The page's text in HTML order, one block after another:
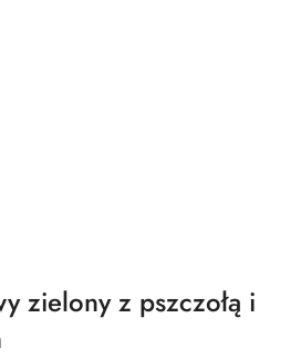
zielony z pszczołą i